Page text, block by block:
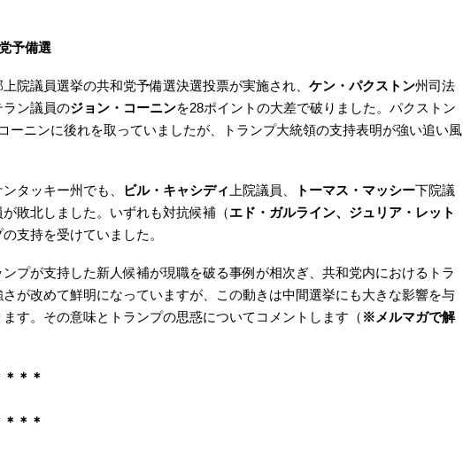
予備選
院議員選挙の共和党予備選決選投票が実施され、 ケン・パクストン州司法
ン議員のジョン・コーニンを28ポイントの大差で破りました。パクストン
ーニンに後れを取っていましたが、トランプ大統領の支持表明が強い追い風
タッキー州でも、 ビル・キャシディ 上院議員、 トーマス・マッシー下院議
が敗北しました。いずれも対抗候補（エド・ガルライン、ジュリア・レット
支持を受けていました。
プが支持した新人候補が現職を破る事例が相次ぎ、共和党内におけるトラ
さが改めて鮮明になっていますが、この動きは中間選挙にも大きな影響を与
す。その意味とトランプの思惑についてコメントします（ ※メルマガで解
＊＊
＊＊